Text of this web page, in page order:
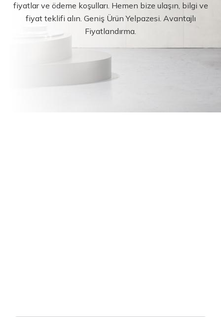
fiyatlar ve ödeme koşulları. Hemen bize ulaşın, bilgi ve
fiyat teklifi alın. Geniş Ürün Yelpazesi. Avantajlı
Fiyatlandırma.